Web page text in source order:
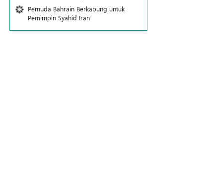
Pemuda Bahrain Berkabung untuk
Pemimpin Syahid Iran